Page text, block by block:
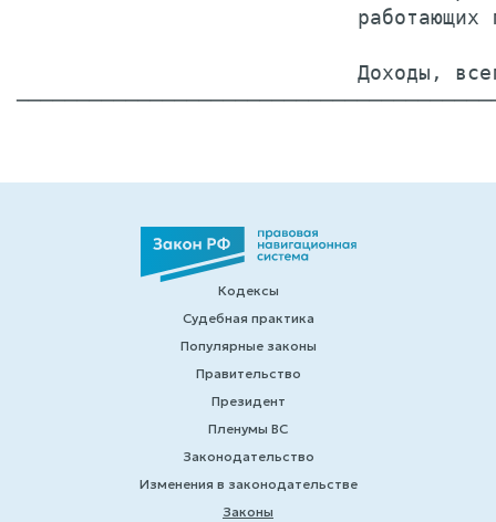
работающих
Доходы,
Кодексы
Судебная практика
Популярные законы
Правительство
Президент
Пленумы ВС
Законодательство
Изменения в законодательстве
Законы